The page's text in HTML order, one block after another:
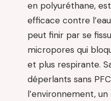
en polyuréthane,
efficace contre
peut finir par se
micropores qui
et plus respirante.
déperlants sans
l’environnement,